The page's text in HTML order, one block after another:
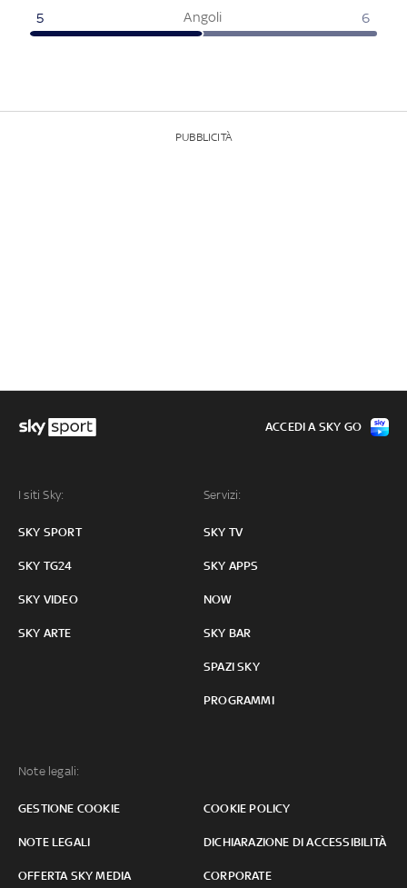
Angoli
5 6
PUBBLICITÀ
I siti Sky:
SKY SPORT
SKY TG24
SKY VIDEO
SKY ARTE
Servizi:
SKY TV
SKY APPS
NOW
SKY BAR
SPAZI SKY
PROGRAMMI
Note legali:
GESTIONE COOKIE COOKIE POLICY
NOTE LEGALI DICHIARAZIONE DI ACCESSIBILITÀ
OFFERTA SKY MEDIA CORPORATE
ACCEDI A SKY GO